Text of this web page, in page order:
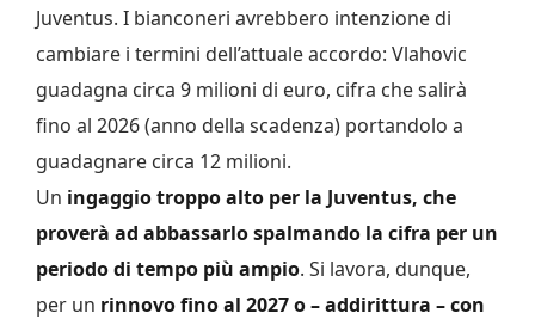
Juventus. I bianconeri avrebbero intenzione di
cambiare i termini dell’attuale accordo: Vlahovic
guadagna circa 9 milioni di euro, cifra che salirà
fino al 2026 (anno della scadenza) portandolo a
guadagnare circa 12 milioni.
Un ingaggio troppo alto per la Juventus, che
proverà ad abbassarlo spalmando la cifra per un
periodo di tempo più ampio. Si lavora, dunque,
per un rinnovo fino al 2027 o – addirittura – con